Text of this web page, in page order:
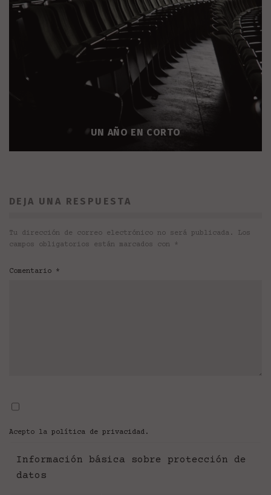
UN AÑO EN CORTO
DEJA UNA RESPUESTA
Tu dirección de correo electrónico no será publicada.
Los
campos obligatorios están marcados con *
Comentario *
Acepto la política de privacidad .
Información básica sobre protección de
datos